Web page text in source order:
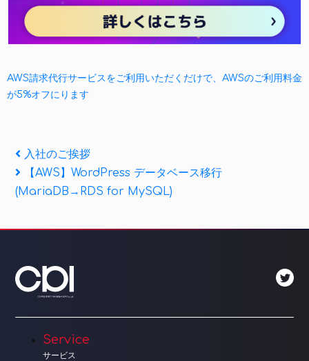
AWS請求代行サービスをご利用いただくだけで、AWSのご利用料金
が5%オフにります
投
稿
ビ
ゲ
ー
シ
ョ
Previous
Post
入社のご挨拶
Next
Post
【AWS】WordPress データベース移行
(MariaDB→RDS for MySQL)
Service
サービス